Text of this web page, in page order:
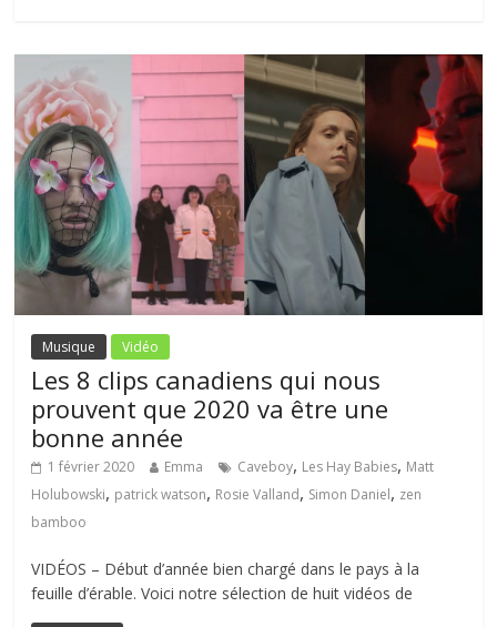
Musique Vidéo
Les 8 clips canadiens qui nous
prouvent que 2020 va être une
bonne année
1 février 2020 Emma Caveboy, Les Hay Babies, Matt
Holubowski, patrick watson, Rosie Valland, Simon Daniel, zen
bamboo
VIDÉOS – Début d’année bien chargé dans le pays à la
feuille d’érable. Voici notre sélection de huit vidéos de